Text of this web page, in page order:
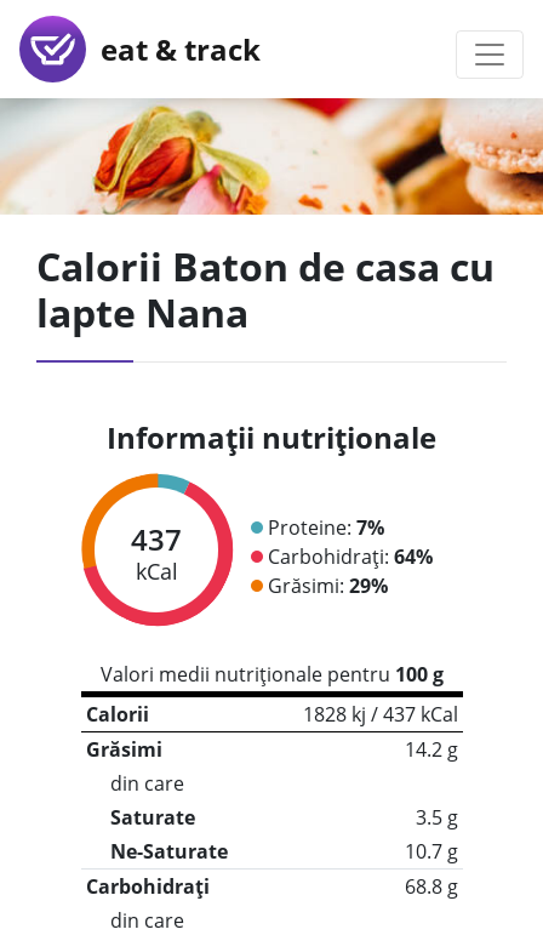
eat & track
Calorii Baton de casa cu
lapte Nana
Informații nutriționale
437
kCal
Proteine: 7%
Carbohidrați: 64%
Grăsimi: 29%
Valori medii nutriționale pentru 100 g
Calorii
1828 kj / 437 kCal
Grăsimi
14.2 g
din care
Saturate
3.5 g
Ne-Saturate
10.7 g
Carbohidrați
68.8 g
din care